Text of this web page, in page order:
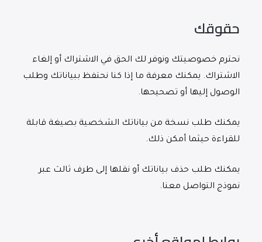
حقوقك
نحترم خصوصيتك ونوفر لك الحق في الاشتراك أو إلغاء
الاشتراك. يمكنك معرفة ما إذا كنا نحتفظ ببياناتك وطلب
الوصول إليها أو تصحيحها.
يمكنك طلب نسخة من بياناتك الشخصية بصيغة قابلة
للقراءة حيثما أمكن ذلك.
يمكنك طلب حذف بياناتك أو نقلها إلى طرف ثالث عبر
نموذج التواصل معنا.